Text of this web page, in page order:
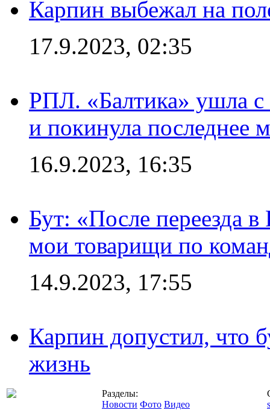
Карпин выбежал на
17.9.2023, 02:35
РПЛ. «Балтика» ушла с
и покинула последнее
16.9.2023, 16:35
Бут: «После переезда
мои товарищи по
14.9.2023, 17:55
Карпин допустил, что
жизнь
Разделы:
Новости Фото Видео